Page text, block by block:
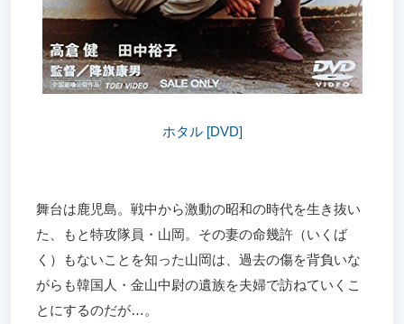
ホタル [DVD]
舞台は鹿児島。戦中から激動の昭和の時代を生き抜い
た、もと特攻隊員・山岡。その妻の命幾許（いくば
く）もないことを知った山岡は、過去の傷を背負いな
がらも韓国人・金山中尉の遺族を夫婦で訪ねていくこ
とにするのだが…。